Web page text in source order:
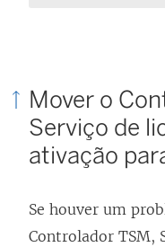
Mover o
Serviço de
ativação
Se houver um
Controlador TSM,